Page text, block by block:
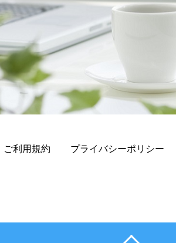
ご利用規約 プライバシーポリシー